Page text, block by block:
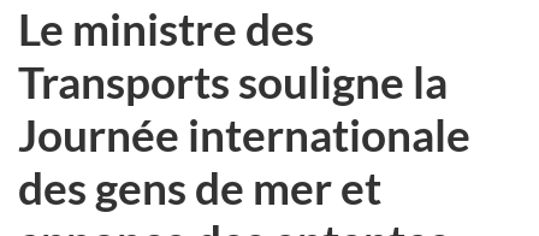
veux
pas
participer
au
sondage
du
site
web,
Le ministre des
Transports souligne la
Journée internationale
des gens de mer et